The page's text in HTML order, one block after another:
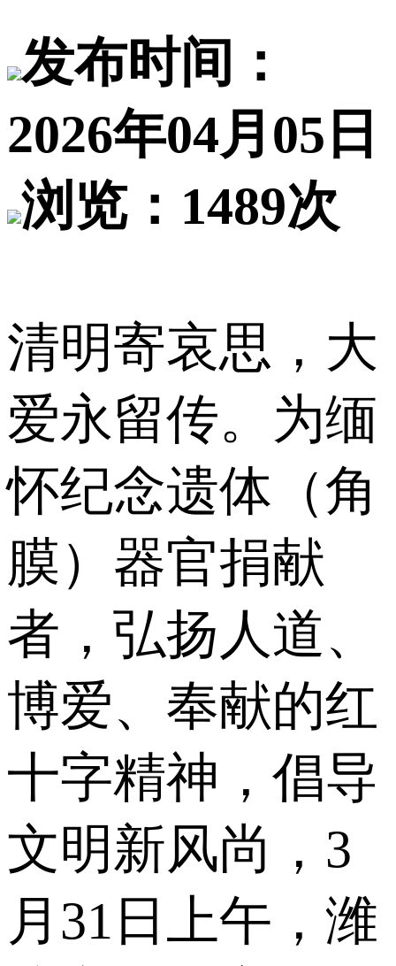
发布时间：
2026年04月05日
浏览：1489次
清明寄哀思，大
爱永留传。为缅
怀纪念遗体（角
膜）器官捐献
者，弘扬人道、
博爱、奉献的红
十字精神，倡导
文明新风尚，3
月31日上午，潍